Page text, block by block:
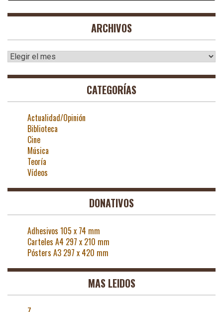
ARCHIVOS
Archivos
CATEGORÍAS
Actualidad/Opinión
Biblioteca
Cine
Música
Teoría
Vídeos
DONATIVOS
Adhesivos 105 x 74 mm
Carteles A4 297 x 210 mm
Pósters A3 297 x 420 mm
MAS LEIDOS